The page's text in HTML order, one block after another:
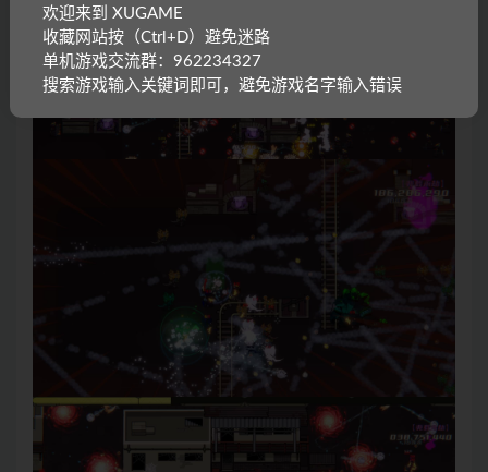
欢迎来到 XUGAME
收藏网站按（Ctrl+D）避免迷路
单机游戏交流群：962234327
搜索游戏输入关键词即可，避免游戏名字输入错误